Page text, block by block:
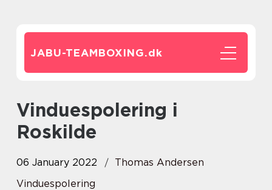
JABU-TEAMBOXING.dk
Vinduespolering i
Roskilde
06 January 2022
Thomas Andersen
Vinduespolering